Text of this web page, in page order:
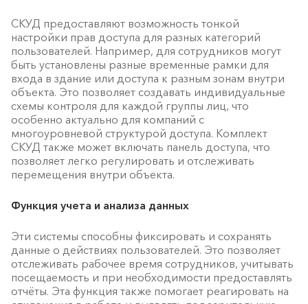
СКУД предоставляют возможность тонкой
настройки прав доступа для разных категорий
пользователей. Например, для сотрудников могут
быть установлены разные временные рамки для
входа в здание или доступа к разным зонам внутри
объекта. Это позволяет создавать индивидуальные
схемы контроля для каждой группы лиц, что
особенно актуально для компаний с
многоуровневой структурой доступа. Комплект
СКУД также может включать панель доступа, что
позволяет легко регулировать и отслеживать
перемещения внутри объекта.
Функция учета и анализа данных
Эти системы способны фиксировать и сохранять
данные о действиях пользователей. Это позволяет
отслеживать рабочее время сотрудников, учитывать
посещаемость и при необходимости предоставлять
отчёты. Эта функция также помогает реагировать на